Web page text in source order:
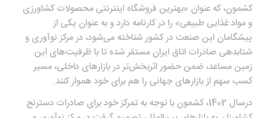
کشمون، که عنوان «بهترین فروشگاه اینترنتی محصولات کشاورزی
و مواد غذایی طبیعی» را در کارنامه دارد و به عنوان یکی از
پیشگامان این صنعت در کشور شناخته می‌شود، در مرکز نوآوری و
شتابدهی صادرات اتاق ایران مستقر شده تا با ظرفیت‌های این
زمین مساعد، ضمن حضور اثربخش‌تر در بازارهای داخلی، مسیر
کسب سهم از بازارهای جهانی را هم برای خود هموار کنند.
درسال 1402، کشمون با توجه به تمرکز خود برای صادرات دسترنج